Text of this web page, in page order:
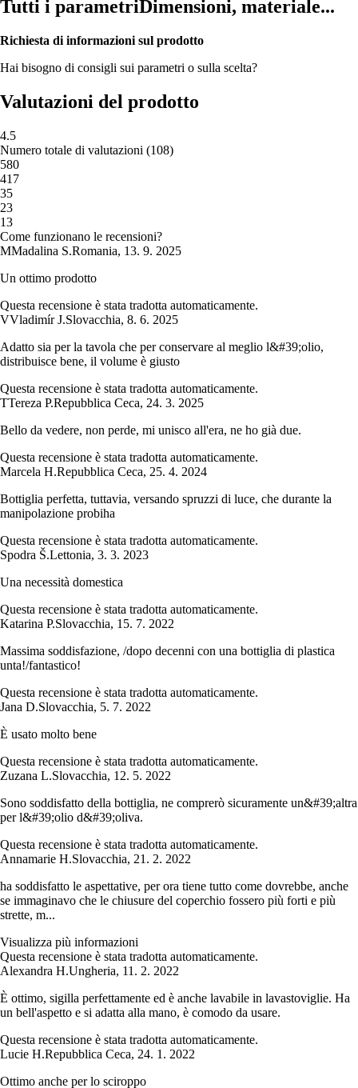
Tutti i parametriDimensioni, materiale...
Richiesta di informazioni sul prodotto
Hai bisogno di consigli sui parametri o sulla scelta?
Valutazioni del prodotto
4.5
Numero totale di valutazioni (108)
580
417
35
23
13
Come funzionano le recensioni?
MMadalina S.Romania, 13. 9. 2025
Un ottimo prodotto
Questa recensione è stata tradotta automaticamente.
VVladimír J.Slovacchia, 8. 6. 2025
Adatto sia per la tavola che per conservare al meglio l&#39;olio,
distribuisce bene, il volume è giusto
Questa recensione è stata tradotta automaticamente.
TTereza P.Repubblica Ceca, 24. 3. 2025
Bello da vedere, non perde, mi unisco all'era, ne ho già due.
Questa recensione è stata tradotta automaticamente.
Marcela H.Repubblica Ceca, 25. 4. 2024
Bottiglia perfetta, tuttavia, versando spruzzi di luce, che durante la
manipolazione probiha
Questa recensione è stata tradotta automaticamente.
Spodra Š.Lettonia, 3. 3. 2023
Una necessità domestica
Questa recensione è stata tradotta automaticamente.
Katarina P.Slovacchia, 15. 7. 2022
Massima soddisfazione, /dopo decenni con una bottiglia di plastica
unta!/fantastico!
Questa recensione è stata tradotta automaticamente.
Jana D.Slovacchia, 5. 7. 2022
È usato molto bene
Questa recensione è stata tradotta automaticamente.
Zuzana L.Slovacchia, 12. 5. 2022
Sono soddisfatto della bottiglia, ne comprerò sicuramente un&#39;altra
per l&#39;olio d&#39;oliva.
Questa recensione è stata tradotta automaticamente.
Annamarie H.Slovacchia, 21. 2. 2022
ha soddisfatto le aspettative, per ora tiene tutto come dovrebbe, anche
se immaginavo che le chiusure del coperchio fossero più forti e più
strette, m...
Visualizza più informazioni
Questa recensione è stata tradotta automaticamente.
Alexandra H.Ungheria, 11. 2. 2022
È ottimo, sigilla perfettamente ed è anche lavabile in lavastoviglie. Ha
un bell'aspetto e si adatta alla mano, è comodo da usare.
Questa recensione è stata tradotta automaticamente.
Lucie H.Repubblica Ceca, 24. 1. 2022
Ottimo anche per lo sciroppo